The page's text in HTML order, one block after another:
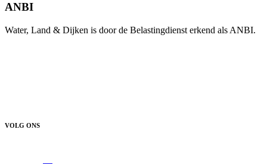
ANBI
Water, Land & Dijken is door de Belastingdienst erkend als ANBI.
VOLG ONS